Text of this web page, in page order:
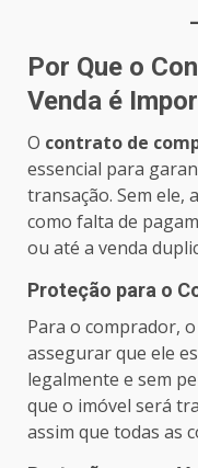
Por Que o
Venda é
O contrato de
essencial para
transação. Sem ele,
como falta de
ou até a venda
Proteção para o
Para o comprador,
assegurar que ele
legalmente e sem
que o imóvel será
assim que todas as